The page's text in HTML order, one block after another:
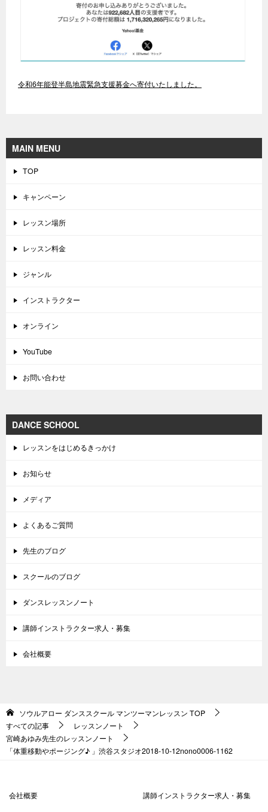
令和6年能登半島地震緊急支援募金へ寄付いたしました。
MAIN MENU
TOP
キャンペーン
レッスン場所
レッスン料金
ジャンル
インストラクター
オンライン
YouTube
お問い合わせ
DANCE SCHOOL
レッスンをはじめるきっかけ
お知らせ
メディア
よくあるご質問
先生のブログ
スクールのブログ
ダンスレッスンノート
講師インストラクター求人・募集
会社概要
ソウルアロー ダンススクール マンツーマンレッスン TOP
すべての記事
レッスンノート
宮崎あゆみ先生のレッスンノート
「体重移動やポージング♪ 」渋谷スタジオ2018-10-12nono0006-1162
会社概要 講師インストラクター求人・募集